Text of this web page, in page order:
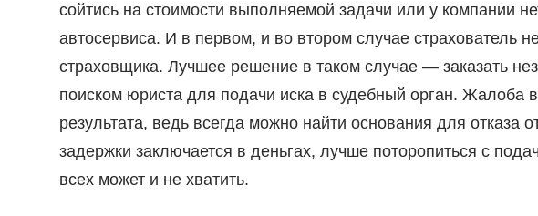
сойтись на стоимости выполняемой задачи или у компании
автосервиса. И в первом, и во втором случае страхователь
страховщика. Лучшее решение в таком случае — заказать
поиском юриста для подачи иска в судебный орган. Жалоба
результата, ведь всегда можно найти основания для отказа
задержки заключается в деньгах, лучше поторопиться с
всех может и не хватить.